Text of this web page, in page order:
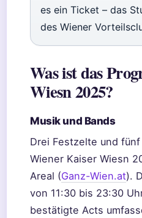
es ein Ticket – das
des Wiener
Was ist das
Wiesn 2025?
Musik und Bands
Drei Festzelte und
Wiener Kaiser Wiesn
Areal (Ganz-Wien.at).
von 11:30 bis 23:30
bestätigte Acts